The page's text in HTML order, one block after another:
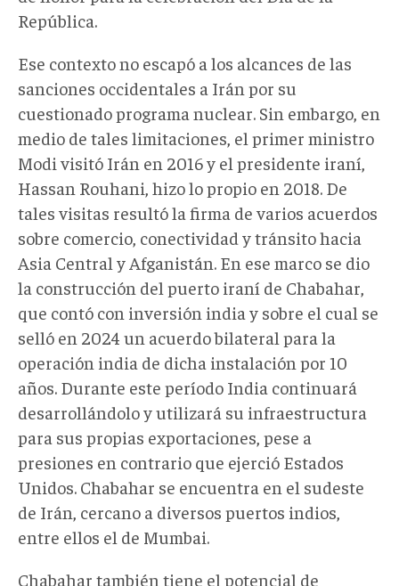
República.
Ese contexto no escapó a los alcances de las
sanciones occidentales a Irán por su
cuestionado programa nuclear. Sin embargo, en
medio de tales limitaciones, el primer ministro
Modi visitó Irán en 2016 y el presidente iraní,
Hassan Rouhani, hizo lo propio en 2018. De
tales visitas resultó la firma de varios acuerdos
sobre comercio, conectividad y tránsito hacia
Asia Central y Afganistán. En ese marco se dio
la construcción del puerto iraní de Chabahar,
que contó con inversión india y sobre el cual se
selló en 2024 un acuerdo bilateral para la
operación india de dicha instalación por 10
años. Durante este período India continuará
desarrollándolo y utilizará su infraestructura
para sus propias exportaciones, pese a
presiones en contrario que ejerció Estados
Unidos. Chabahar se encuentra en el sudeste
de Irán, cercano a diversos puertos indios,
entre ellos el de Mumbai.
Chabahar también tiene el potencial de